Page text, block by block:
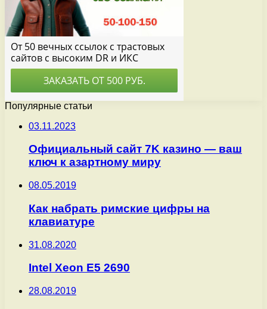
Популярные статьи
03.11.2023
Официальный сайт 7K казино — ваш
ключ к азартному миру
08.05.2019
Как набрать римские цифры на
клавиатуре
31.08.2020
Intel Xeon E5 2690
28.08.2019